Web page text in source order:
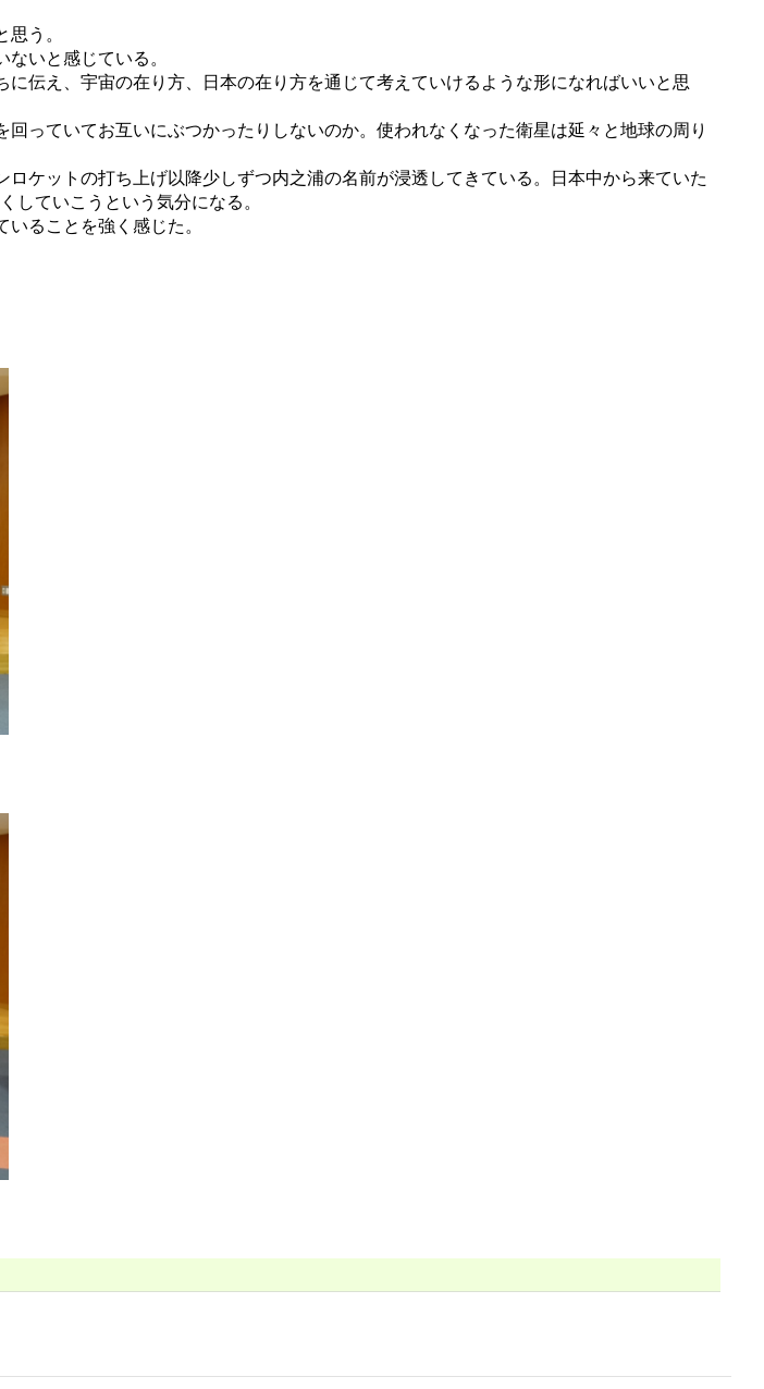
う。
いと感じている。
伝え、宇宙の在り方、日本の在り方を通じて考えていけるような形になればいいと思
っていてお互いにぶつかったりしないのか。使われなくなった衛星は延々と地球の周り
ケットの打ち上げ以降少しずつ内之浦の名前が浸透してきている。日本中から来ていた
していこうという気分になる。
ることを強く感じた。